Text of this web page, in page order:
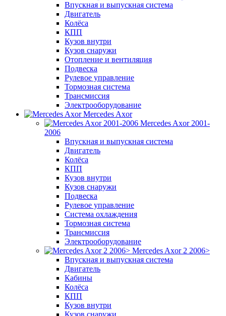
Впускная и выпускная система
Двигатель
Колёса
КПП
Кузов внутри
Кузов снаружи
Отопление и вентиляция
Подвеска
Рулевое управление
Тормозная система
Трансмиссия
Электрооборудование
Mercedes Axor
Mercedes Axor 2001-
2006
Впускная и выпускная система
Двигатель
Колёса
КПП
Кузов внутри
Кузов снаружи
Подвеска
Рулевое управление
Система охлаждения
Тормозная система
Трансмиссия
Электрооборудование
Mercedes Axor 2 2006>
Впускная и выпускная система
Двигатель
Кабины
Колёса
КПП
Кузов внутри
Кузов снаружи